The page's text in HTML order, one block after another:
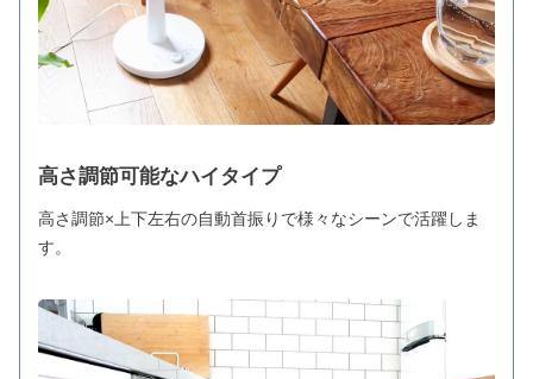
高さ調節可能なハイタイプ
高さ調節×上下左右の自動首振りで様々なシーンで活躍しま
す。